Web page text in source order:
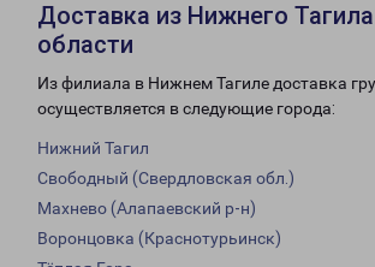
Доставка из Нижнего
области
Из филиала в Нижнем Тагиле доставка
осуществляется в следующие города:
Нижний Тагил
Свободный (Свердловская обл.)
Махнево (Алапаевский р-н)
Воронцовка (Краснотурьинск)